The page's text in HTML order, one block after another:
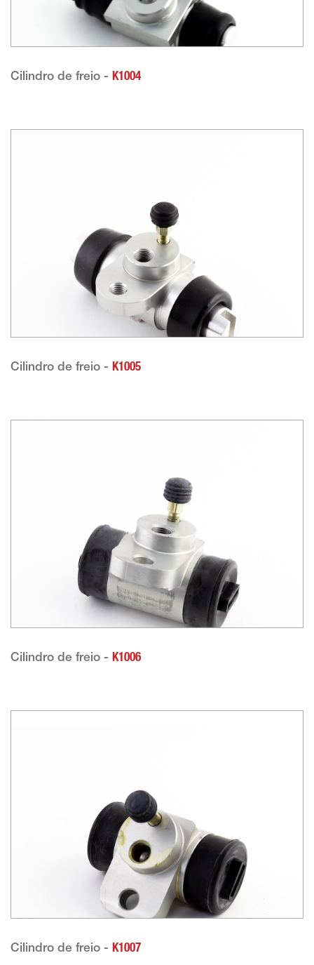
Cilindro de freio - K1004
Cilindro de freio - K1005
Cilindro de freio - K1006
Cilindro de freio - K1007